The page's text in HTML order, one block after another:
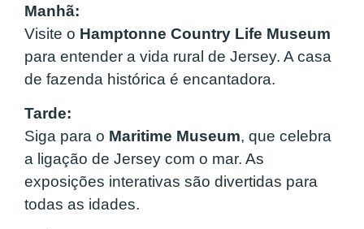
Manhã:
Visite o Hamptonne Country Life Museum
para entender a vida rural de Jersey. A casa
de fazenda histórica é encantadora.
Tarde:
Siga para o Maritime Museum, que celebra
a ligação de Jersey com o mar. As
exposições interativas são divertidas para
todas as idades.